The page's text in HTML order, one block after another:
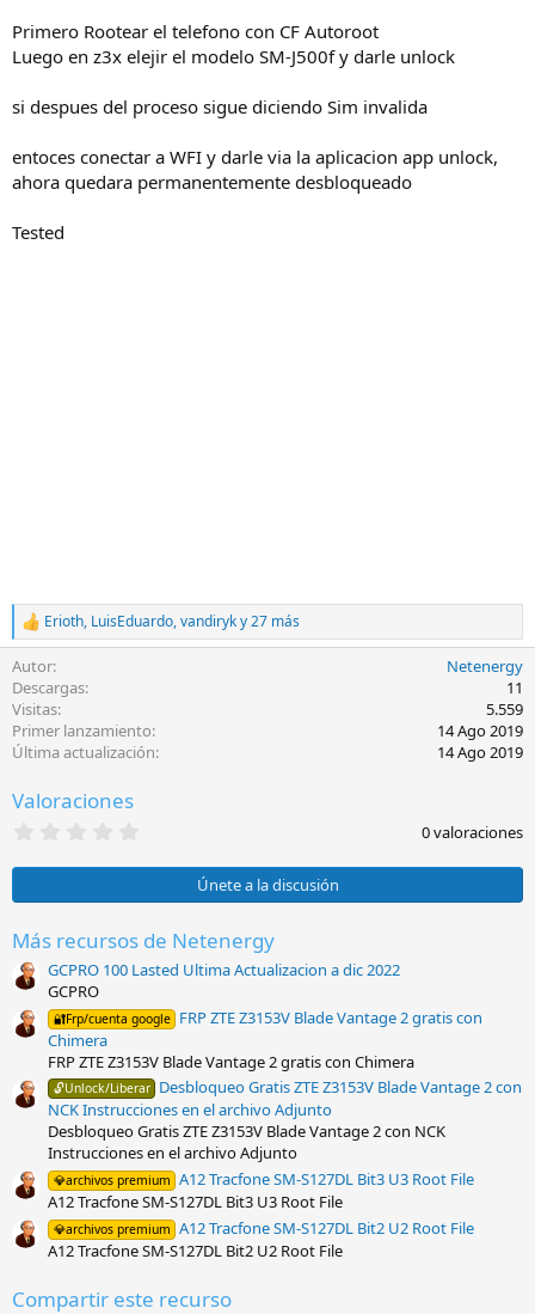
Primero Rootear el telefono con CF Autoroot
Luego en z3x elejir el modelo SM-J500f y darle unlock
si despues del proceso sigue diciendo Sim invalida
entoces conectar a WFI y darle via la aplicacion app unlock,
ahora quedara permanentemente desbloqueado
Tested
R
e
a
c
c
i
o
n
s
Erioth, LuisEduardo,vandiryky 27 más
Autor
Netenergy
Descargas
11
Visitas
5.559
Primer lanzamiento
14 Ago 2019
Última actualización
14 Ago 2019
Valoraciones
0
e
t
r
e
l
a
s
)
0 valoraciones
Únete a la discusión
Más recursos de Netenergy
GCPRO 100 Lasted Ultima Actualizacion a dic 2022
GCPRO
🔐Frp/cuenta google FRP ZTE Z3153V Blade Vantage 2 gratis con
Chimera
FRP ZTE Z3153V Blade Vantage 2 gratis con Chimera
🔓Unlock/Liberar Desbloqueo Gratis ZTE Z3153V Blade Vantage 2 con
NCK Instrucciones en el archivo Adjunto
Desbloqueo Gratis ZTE Z3153V Blade Vantage 2 con NCK
Instrucciones en el archivo Adjunto
💎archivos premium A12 Tracfone SM-S127DL Bit3 U3 Root File
A12 Tracfone SM-S127DL Bit3 U3 Root File
💎archivos premium A12 Tracfone SM-S127DL Bit2 U2 Root File
A12 Tracfone SM-S127DL Bit2 U2 Root File
Compartir este recurso